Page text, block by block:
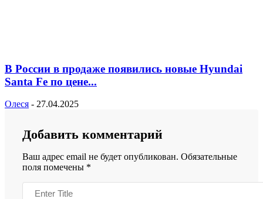
В России в продаже появились новые Hyundai
Santa Fe по цене...
Олеся - 27.04.2025
Добавить комментарий
Ваш адрес email не будет опубликован. Обязательные
поля помечены *